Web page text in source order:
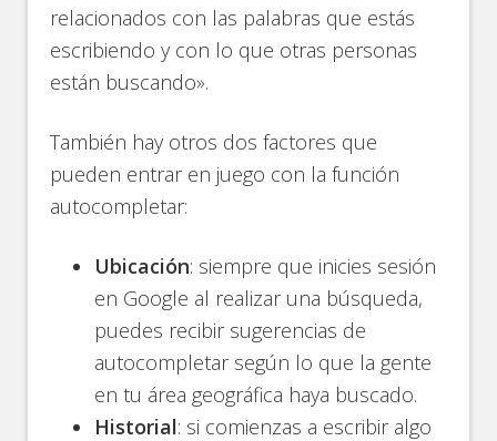
relacionados con las palabras que estás
escribiendo y con lo que otras personas
están buscando».
También hay otros dos factores que
pueden entrar en juego con la función
autocompletar:
Ubicación: siempre que inicies sesión
en Google al realizar una búsqueda,
puedes recibir sugerencias de
autocompletar según lo que la gente
en tu área geográfica haya buscado.
Historial: si comienzas a escribir algo